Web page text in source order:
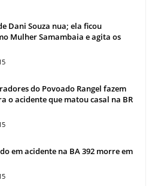
Dani Souza nua; ela ficou
Mulher Samambaia e agita os
do Povoado Rangel fazem
o acidente que matou casal na BR
em acidente na BA 392 morre em